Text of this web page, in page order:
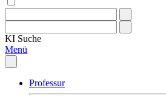
KI Suche
Menü
Professur